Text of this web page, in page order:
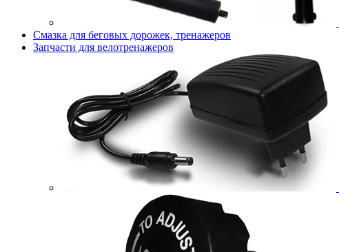
Смазка для беговых дорожек, тренажеров
Запчасти для велотренажеров